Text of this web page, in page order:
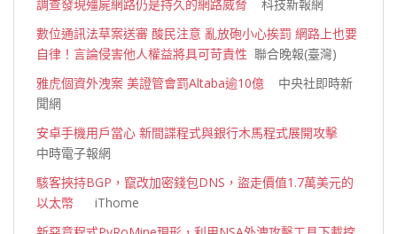
調查發現殭屍網路仍是持久的網路威脅 科技新報網
數位通訊法草案送審 酸民注意 亂放砲小心挨罰 網路上也要
自律！言論侵害他人權益將具可苛責性 聯合晚報(臺灣)
雅虎個資外洩案 美證管會罰Altaba逾10億 中央社即時新
聞網
安卓手機用戶當心 新間諜程式與銀行木馬程式展開攻擊
中時電子報網
駭客挾持BGP，竄改加密錢包DNS，盜走價值1.7萬美元的
以太幣 iThome